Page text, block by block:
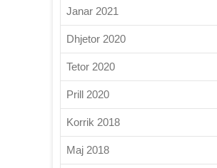
Janar 2021
Dhjetor 2020
Tetor 2020
Prill 2020
Korrik 2018
Maj 2018